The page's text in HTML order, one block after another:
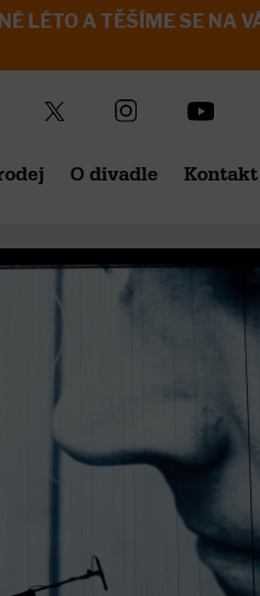
LÉTO A TĚŠÍME SE NA
O divadle Kontakt